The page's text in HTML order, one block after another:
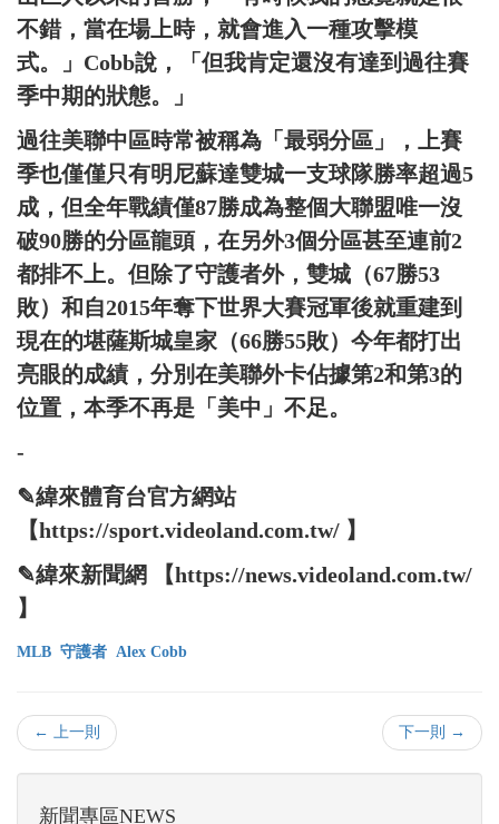
不錯，當在場上時，就會進入一種攻擊模
式。」Cobb說，「但我肯定還沒有達到過往賽
季中期的狀態。」
過往美聯中區時常被稱為「最弱分區」，上賽
季也僅僅只有明尼蘇達雙城一支球隊勝率超過5
成，但全年戰績僅87勝成為整個大聯盟唯一沒
破90勝的分區龍頭，在另外3個分區甚至連前2
都排不上。但除了守護者外，雙城（67勝53
敗）和自2015年奪下世界大賽冠軍後就重建到
現在的堪薩斯城皇家（66勝55敗）今年都打出
亮眼的成績，分別在美聯外卡佔據第2和第3的
位置，本季不再是「美中」不足。
-
✎緯來體育台官方網站
【https://sport.videoland.com.tw/ 】
✎緯來新聞網 【https://news.videoland.com.tw/
】
MLB 守護者 Alex Cobb
← 上一則 下一則 →
新聞專區NEWS